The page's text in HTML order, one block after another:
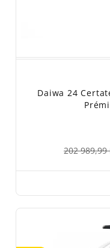
Daiwa 24
202 989,99